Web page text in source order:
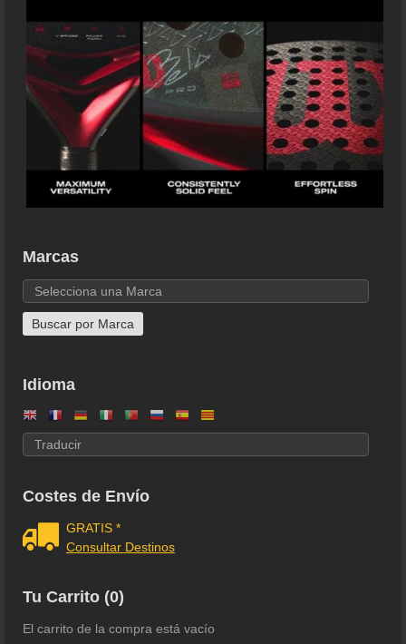
Marcas
Idioma
Costes de Envío
GRATIS *
Consultar Destinos
Tu Carrito (0)
El carrito de la compra está vacío